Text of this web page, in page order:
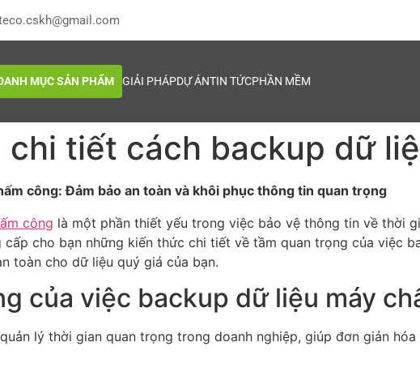
MỤC SẢN PHẨM GIẢI PHÁPDỰ ÁNTIN TỨCPHẦN MỀM
chi tiết cách backup dữ
công: Đảm bảo an toàn và khôi phục thông tin quan trọng
công là một phần thiết yếu trong việc bảo vệ thông tin về thời
cấp cho bạn những kiến thức chi tiết về tầm quan trọng của việc
toàn cho dữ liệu quý giá của bạn.
của việc backup dữ liệu máy
lý thời gian quan trọng trong doanh nghiệp, giúp đơn giản